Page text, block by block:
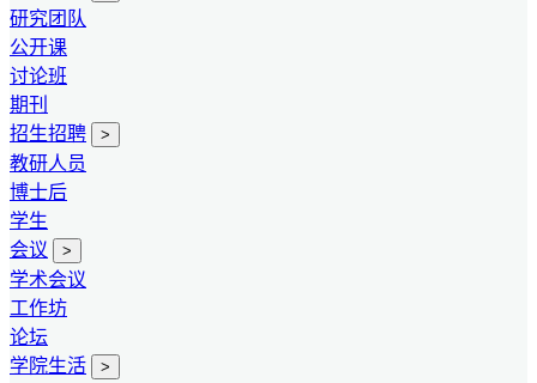
研究团队
公开课
讨论班
期刊
招生招聘
>
教研人员
博士后
学生
会议
>
学术会议
工作坊
论坛
学院生活
>